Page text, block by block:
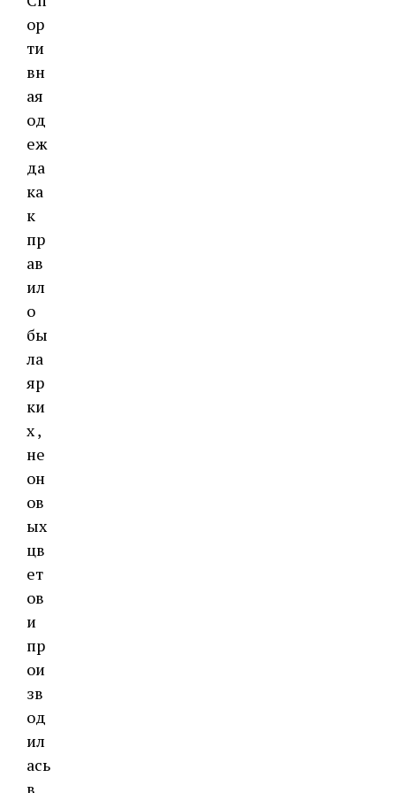
ор
ти
вн
ая
од
еж
да
ка
к
пр
ав
ил
о
бы
ла
яр
ки
х ,
не
он
ов
ых
цв
ет
ов
и
пр
ои
зв
од
ил
ась